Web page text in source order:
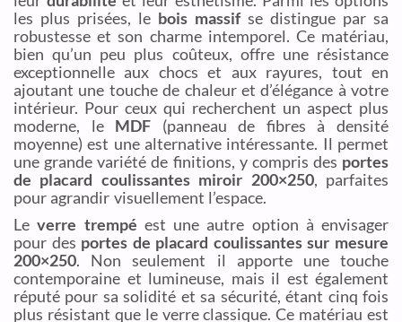
les plus prisées, le bois massifse distingue par sa
robustesse et son charme intemporel. Ce matériau,
bien qu’un peu plus coûteux, offre une résistance
exceptionnelle aux chocs et aux rayures, tout en
ajoutant une touche de chaleur et d’élégance à votre
intérieur. Pour ceux qui recherchent un aspect plus
moderne, le MDF (panneau de fibres à densité
moyenne) est une alternative intéressante. Il permet
une grande variété de finitions, y compris des portes
de placard coulissantes miroir 200×250, parfaites
pour agrandir visuellement l’espace.
Leverre trempé est une autre option à envisager
pour des portes de placard coulissantes sur mesure
200×250. Non seulement il apporte une touche
contemporaine et lumineuse, mais il est également
réputé pour sa solidité et sa sécurité, étant cinq fois
plus résistant que le verre classique. Ce matériau est